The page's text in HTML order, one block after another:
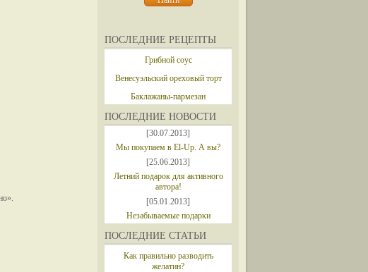
ПОСЛЕДНИЕ РЕЦЕПТЫ
Грибной соус
Венесуэльский ореховый торт
Баклажаны-пармезан
ПОСЛЕДНИЕ НОВОСТИ
[30.07.2013]
Мы покупаем в El-Up. А вы?
[25.06.2013]
Летний подарок для активного
автора!
[05.01.2013]
Незабываемые подарки
ПОСЛЕДНИЕ СТАТЬИ
Как правильно разводить
желатин?